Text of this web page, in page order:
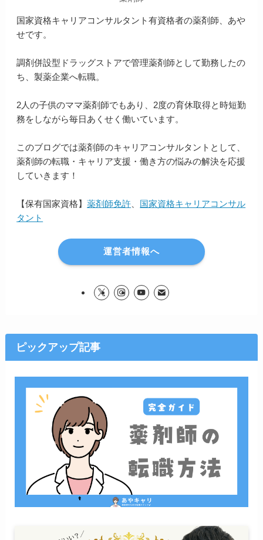
国家資格キャリアコンサルタント有資格者の薬剤師、あや
せです。
調剤併設型ドラッグストアで管理薬剤師として勤務したの
ち、製薬企業へ転職。
2人の子供のママ薬剤師でもあり、2度の育休取得と時短勤
務をしながら毎日あくせく働いています。
このブログでは薬剤師のキャリアコンサルタントとして、
薬剤師の転職・キャリア支援・働き方の悩みの解決を応援
していきます！
【保有国家資格】薬剤師免許
国家資格キャリアコンサル
タント
運営者情報へ
ピックアップ記事